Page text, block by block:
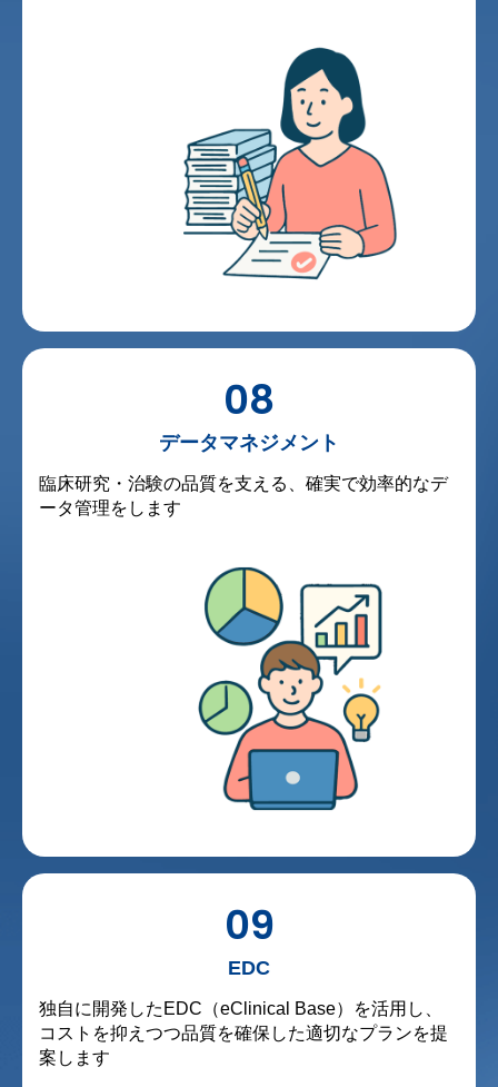
08
データマネジメント
臨床研究・治験の品質を支える、確実で効率的なデ
ータ管理をします
09
EDC
独自に開発したEDC（eClinical Base）を活用し、
コストを抑えつつ品質を確保した適切なプランを提
案します